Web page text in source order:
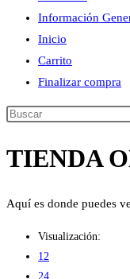
Información
Inicio
Carrito
Finalizar compra
Buscar
esta
TIENDA
Aquí es donde puedes
Visualización:
12
24